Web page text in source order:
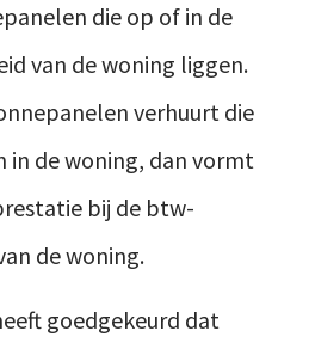
die op of in de
van de woning liggen.
verhuurt die
in de woning, dan vormt
bij de btw-
de woning.
goedgekeurd dat